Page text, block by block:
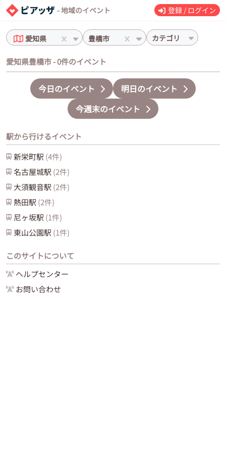
- 地域のイベント 登録 / ログイン
愛知県 豊橋市 カテゴリ
愛知県豊橋市 - 0件のイベント
今日のイベント
明日のイベント
今週末のイベント
駅から行けるイベント
新栄町駅 (4件)
名古屋城駅 (2件)
大須観音駅 (2件)
熱田駅 (2件)
尼ヶ坂駅 (1件)
東山公園駅 (1件)
このサイトについて
ヘルプセンター
お問い合わせ